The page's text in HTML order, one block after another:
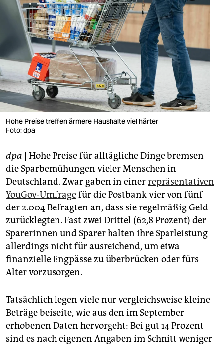
berlin
nord
wahrheit
verlag
verlag
veranstaltungen
shop
fragen & hilfe
unterstützen
abo
genossenschaft
epaper login
Hohe Preise treffen ärmere Haushalte viel härter
Foto: dpa
dpa | Hohe Preise für alltägliche Dinge bremsen
die Sparbemühungen vieler Menschen in
Deutschland. Zwar gaben in einerrepräsentativen
YouGov-Umfragefür die Postbank vier von fünf
der 2.004 Befragten an, dass sie regelmäßig Geld
zurücklegten. Fast zwei Drittel (62,8 Prozent) der
Sparerinnen und Sparer halten ihre Sparleistung
allerdings nicht für ausreichend, um etwa
finanzielle Engpässe zu überbrücken oder fürs
Alter vorzusorgen.
Tatsächlich legen viele nur vergleichsweise kleine
Beträge beiseite, wie aus den im September
erhobenen Daten hervorgeht: Bei gut 14 Prozent
sind es nach eigenen Angaben im Schnitt weniger